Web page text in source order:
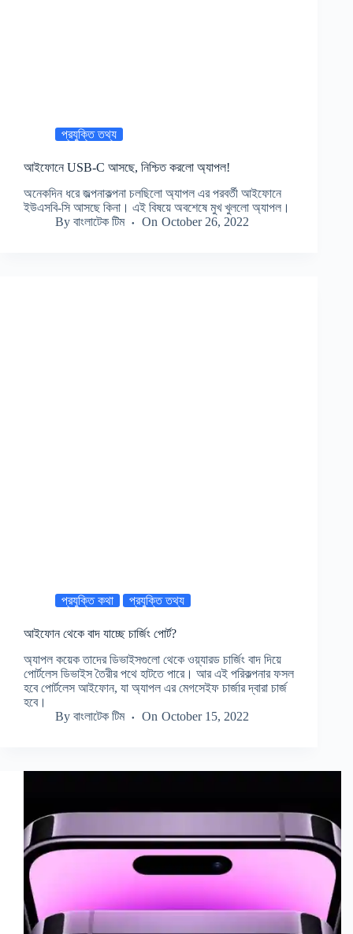
প্রযুক্তি তথ্য
আইফোনে USB-C আসছে, নিশ্চিত করলো অ্যাপল!
অনেকদিন ধরে জল্পনাকল্পনা চলছিলো অ্যাপল এর পরবর্তী আইফোনে
ইউএসবি-সি আসছে কিনা। এই বিষয়ে অবশেষে মুখ খুললো অ্যাপল।
By বাংলাটেক টিম On October 26, 2022
প্রযুক্তি কথা প্রযুক্তি তথ্য
আইফোন থেকে বাদ যাচ্ছে চার্জিং পোর্ট?
অ্যাপল কয়েক তাদের ডিভাইসগুলো থেকে ওয়্যারড চার্জিং বাদ দিয়ে
পোর্টলেস ডিভাইস তৈরীর পথে হাটতে পারে। আর এই পরিকল্পনার ফসল
হবে পোর্টলেস আইফোন, যা অ্যাপল এর মেগসেইফ চার্জার দ্বারা চার্জ
হবে।
By বাংলাটেক টিম On October 15, 2022